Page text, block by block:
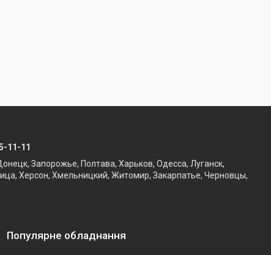
11-11
Запорожье, Полтава, Харьков, Одесса, Луганск,
Херсон, Хмельницкий, Житомир, Закарпатье, Черновцы,
Популярне обладнання